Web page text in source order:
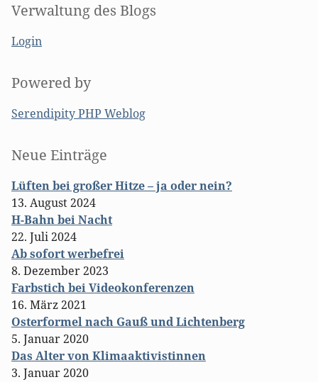
Verwaltung des Blogs
Login
Powered by
Serendipity PHP Weblog
Seitenleiste
Neue Einträge
Lüften bei großer Hitze – ja oder nein?
13. August 2024
H-Bahn bei Nacht
22. Juli 2024
Ab sofort werbefrei
8. Dezember 2023
Farbstich bei Videokonferenzen
16. März 2021
Osterformel nach Gauß und Lichtenberg
5. Januar 2020
Das Alter von Klimaaktivistinnen
3. Januar 2020